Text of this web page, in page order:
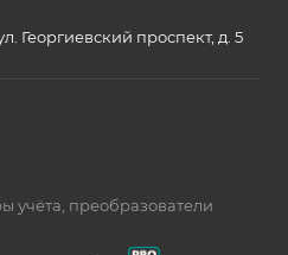
Георгиевский проспект, д. 5
преобразователи